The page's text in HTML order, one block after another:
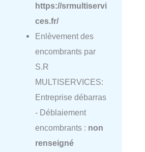
https://srmultiservi
ces.fr/
Enlèvement des
encombrants par
S.R
MULTISERVICES:
Entreprise débarras
- Déblaiement
encombrants : non
renseigné